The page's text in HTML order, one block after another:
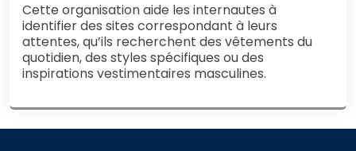
Cette organisation aide les internautes à
identifier des sites correspondant à leurs
attentes, qu’ils recherchent des vêtements du
quotidien, des styles spécifiques ou des
inspirations vestimentaires masculines.